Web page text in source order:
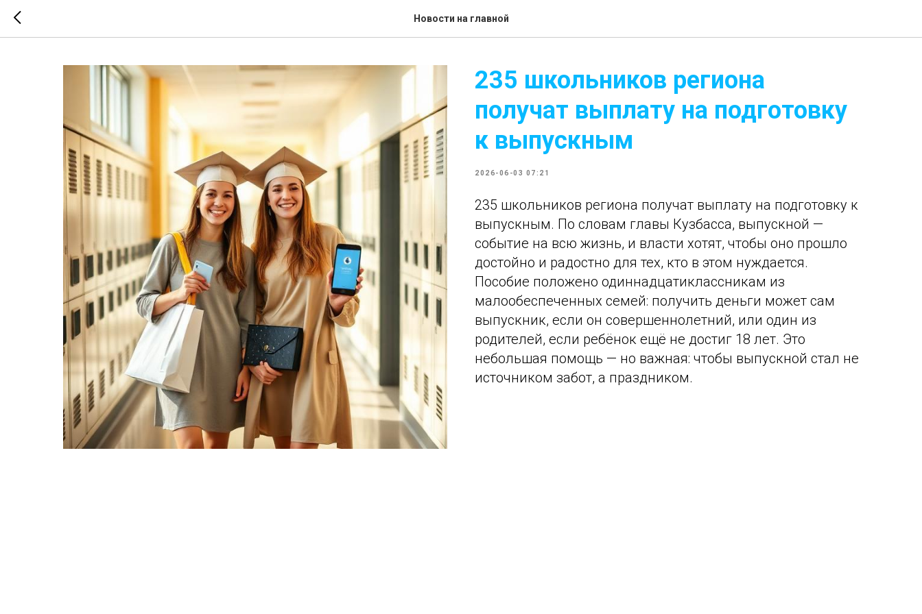
Новости на главной
235 школьников региона
получат выплату на подготовку
к выпускным
2026-06-03 07:21
235 школьников региона получат выплату на подготовку к
выпускным. По словам главы Кузбасса, выпускной —
событие на всю жизнь, и власти хотят, чтобы оно прошло
достойно и радостно для тех, кто в этом нуждается.
Пособие положено одиннадцатиклассникам из
малообеспеченных семей: получить деньги может сам
выпускник, если он совершеннолетний, или один из
родителей, если ребёнок ещё не достиг 18 лет. Это
небольшая помощь — но важная: чтобы выпускной стал не
источником забот, а праздником.